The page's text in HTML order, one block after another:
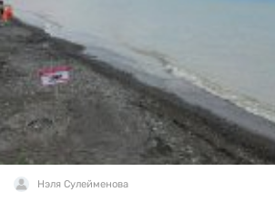
Нэля Сулейменова